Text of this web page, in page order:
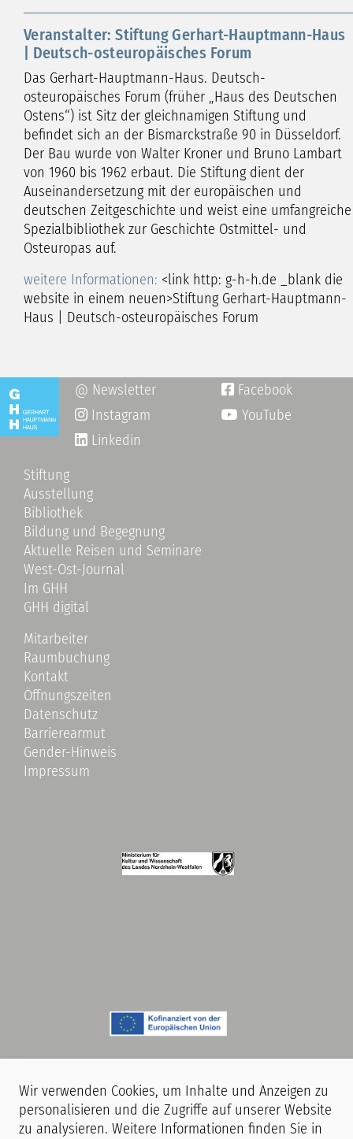
Veranstalter: Stiftung Gerhart-Hauptmann-Haus
| Deutsch-osteuropäisches Forum
Das Gerhart-Hauptmann-Haus. Deutsch-
osteuropäisches Forum (früher „Haus des Deutschen
Ostens“) ist Sitz der gleichnamigen Stiftung und
befindet sich an der Bismarckstraße 90 in Düsseldorf.
Der Bau wurde von Walter Kroner und Bruno Lambart
von 1960 bis 1962 erbaut. Die Stiftung dient der
Auseinandersetzung mit der europäischen und
deutschen Zeitgeschichte und weist eine umfangreiche
Spezialbibliothek zur Geschichte Ostmittel- und
Osteuropas auf.
weitere Informationen: <link http: g-h-h.de _blank die
website in einem neuen>Stiftung Gerhart-Hauptmann-
Haus | Deutsch-osteuropäisches Forum
@ Newsletter  Facebook
Instagram
YouTube
Linkedin
Stiftung
Ausstellung
Bibliothek
Bildung und Begegnung
Aktuelle Reisen und Seminare
West-Ost-Journal
Im GHH
GHH digital
Mitarbeiter
Raumbuchung
Kontakt
Öffnungszeiten
Datenschutz
Barrierearmut
Gender-Hinweis
Impressum
Wir verwenden Cookies, um Inhalte und Anzeigen zu
personalisieren und die Zugriffe auf unserer Website
zu analysieren. Weitere Informationen finden Sie in